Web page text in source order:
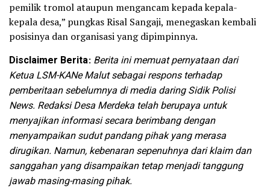
pemilik tromol ataupun mengancam kepada kepala-
kepala desa,” pungkas Risal Sangaji, menegaskan kembali
posisinya dan organisasi yang dipimpinnya.
Disclaimer Berita: Berita ini memuat pernyataan dari
Ketua LSM-KANe Malut sebagai respons terhadap
pemberitaan sebelumnya di media daring Sidik Polisi
News. Redaksi Desa Merdeka telah berupaya untuk
menyajikan informasi secara berimbang dengan
menyampaikan sudut pandang pihak yang merasa
dirugikan. Namun, kebenaran sepenuhnya dari klaim dan
sanggahan yang disampaikan tetap menjadi tanggung
jawab masing-masing pihak.